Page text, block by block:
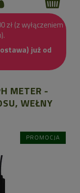
zł (z wyłączeniem
już od
METER -
WEŁNY
PROMOCJA